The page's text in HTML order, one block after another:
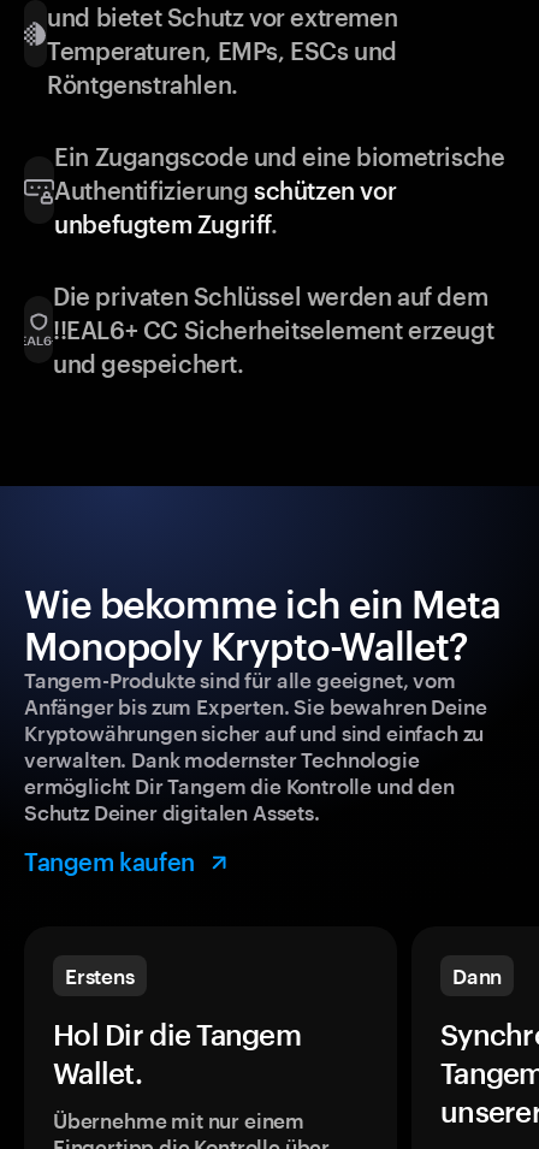
und bietet Schutz vor extremen
Temperaturen, EMPs, ESCs und
Röntgenstrahlen.
Ein Zugangscode und eine biometrische
Authentifizierung schützen vor
unbefugtem Zugriff.
Die privaten Schlüssel werden auf dem
!!EAL6+ CC Sicherheitselement erzeugt
und gespeichert.
Wie bekomme ich ein Meta
Monopoly Krypto-Wallet?
Tangem-Produkte sind für alle geeignet, vom
Anfänger bis zum Experten. Sie bewahren Deine
Kryptowährungen sicher auf und sind einfach zu
verwalten. Dank modernster Technologie
ermöglicht Dir Tangem die Kontrolle und den
Schutz Deiner digitalen Assets.
Tangem kaufen
Erstens
Hol Dir die Tangem
Wallet.
Übernehme mit nur einem
Dann